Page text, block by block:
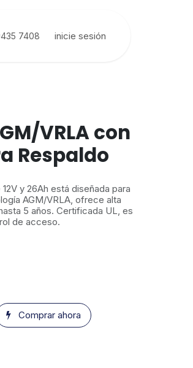
7408 inicie sesión
VRLA con
Respaldo
y 26Ah está diseñada para
AGM/VRLA, ofrece alta
5 años. Certificada UL, es
de acceso.
Comprar ahora